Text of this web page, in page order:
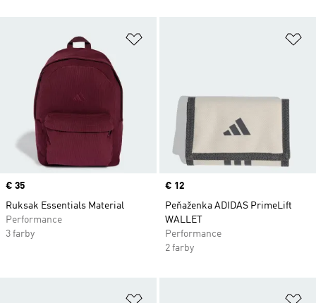
Pridať do zoznamu želaných
Price
€ 35
Ruksak Essentials Material
Performance
3 farby
Price
€ 12
Peňaženka ADIDAS PrimeLift
WALLET
Performance
2 farby
Pridať do zoznamu želaných